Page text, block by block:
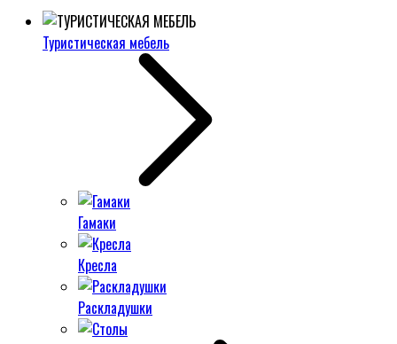
Туристическая мебель
Гамаки
Кресла
Раскладушки